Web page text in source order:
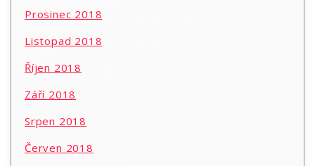
Prosinec 2018
Listopad 2018
Říjen 2018
Září 2018
Srpen 2018
Červen 2018